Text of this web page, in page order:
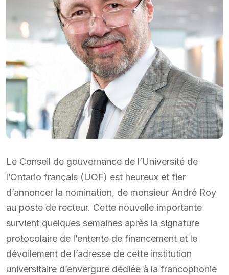
Le Conseil de gouvernance de l’Université de
l’Ontario français (UOF) est heureux et fier
d’annoncer la nomination, de monsieur André Roy
au poste de recteur. Cette nouvelle importante
survient quelques semaines après la signature
protocolaire de l’entente de financement et le
dévoilement de l’adresse de cette institution
universitaire d’envergure dédiée à la francophonie